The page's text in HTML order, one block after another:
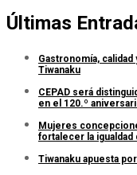
Últimas
Gastronomía,
Tiwanaku
CEPAD será
en el 120.º
Mujeres
fortalecer la
Tiwanaku apuesta